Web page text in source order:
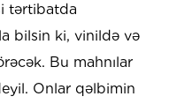
tərtibatda
bilsin ki, vinildə və
Bu mahnılar
Onlar qəlbimin